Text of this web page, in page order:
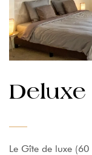
Deluxe
Le Gîte de luxe